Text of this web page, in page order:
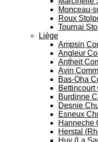
Monceau-
Roux
Tournai
Liège
Ampsin
Angleur
Antheit
Avin
Bas-Oha
Bettincourt
Burdinne
Desnie
Esneux
Hanneche
Herstal
Huy (La